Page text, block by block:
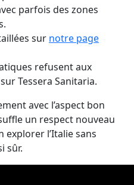
parfois des zones
sur notre page
refusent aux
Tessera Sanitaria.
avec l’aspect bon
un respect nouveau
l’Italie sans
sûr.